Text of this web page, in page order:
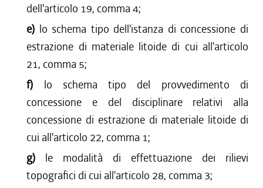
dell'articolo 19, comma 4;
e) lo schema tipo dell'istanza di concessione di
estrazione di materiale litoide di cui all'articolo
21, comma 5;
f) lo schema tipo del provvedimento di
concessione e del disciplinare relativi alla
concessione di estrazione di materiale litoide di
cui all'articolo 22, comma 1;
g) le modalità di effettuazione dei rilievi
topografici di cui all'articolo 28, comma 3;